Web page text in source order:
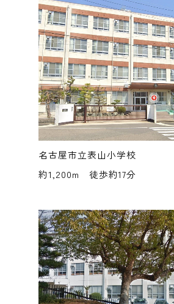
名古屋市立表山小学校
約1,200m 徒歩約17分